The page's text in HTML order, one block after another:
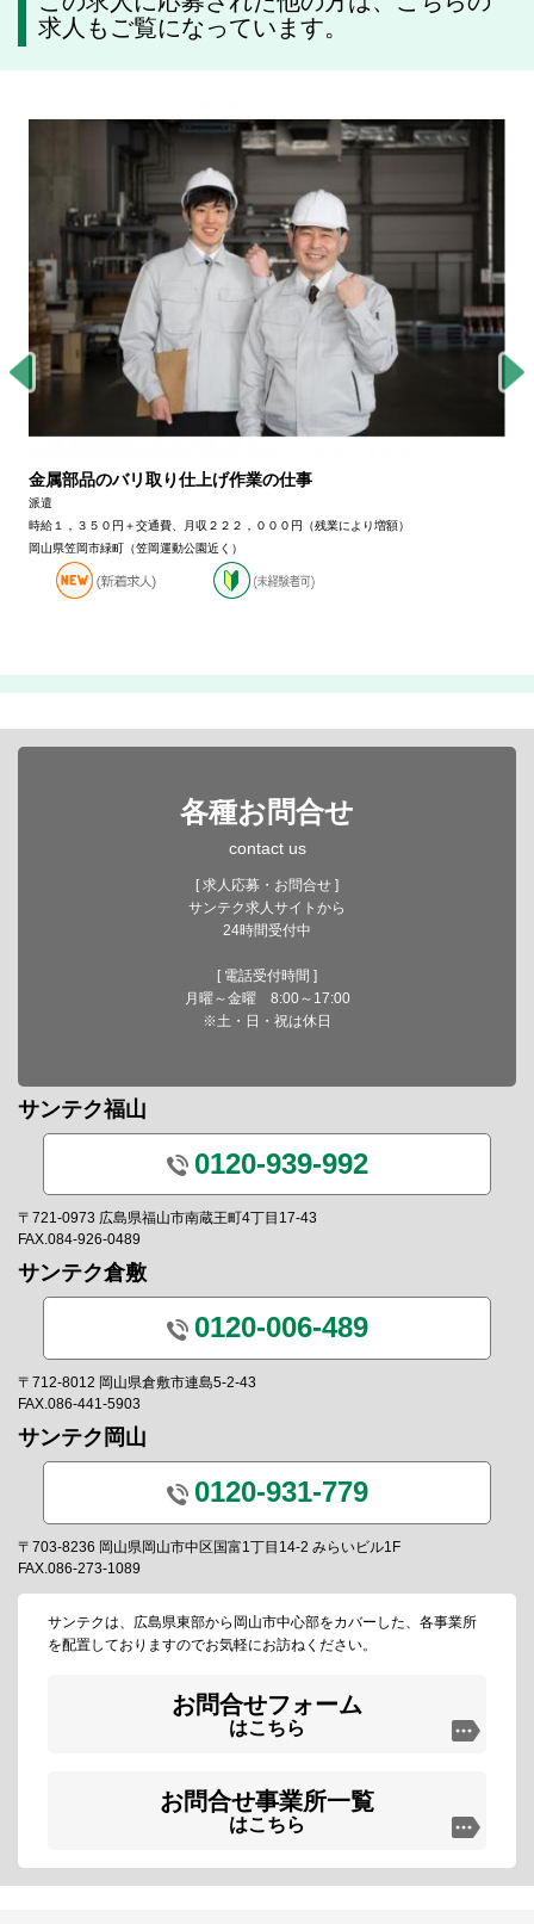
求人もご覧になっています。
金属部品のバリ取り仕上げ作業の仕事
派遣
時給１，３５０円＋交通費、月収２２２，０００円（残業により増額）
岡山県笠岡市緑町（笠岡運動公園近く）
各種お問合せ
contact us
[ 求人応募・お問合せ ]
サンテク求人サイトから
24時間受付中
[ 電話受付時間 ]
月曜～金曜 8:00～17:00
※土・日・祝は休日
サンテク福山
0120-939-992
〒721-0973 広島県福山市南蔵王町4丁目17-43
FAX.084-926-0489
サンテク倉敷
0120-006-489
〒712-8012 岡山県倉敷市連島5-2-43
FAX.086-441-5903
サンテク岡山
0120-931-779
〒703-8236 岡山県岡山市中区国富1丁目14-2 みらいビル1F
FAX.086-273-1089
サンテクは、広島県東部から岡山市中心部をカバーした、各事業所
を配置しておりますのでお気軽にお訪ねください。
お問合せフォーム
はこちら
お問合せ事業所一覧
はこちら